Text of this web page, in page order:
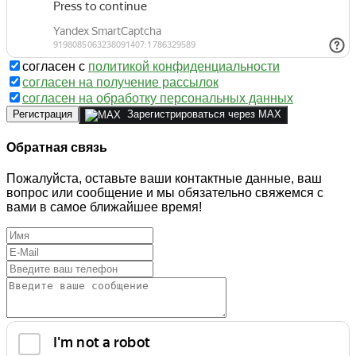
согласен с политикой конфиденциальности
согласен на получение рассылок
согласен на обработку персональных данных
Регистрация Зарегистрироваться через MAX
Обратная связь
Пожалуйста, оставьте ваши контактные данные, ваш
вопрос или сообщение и мы обязательно свяжемся с
вами в самое ближайшее время!